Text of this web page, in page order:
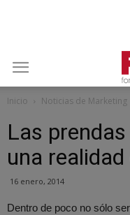
Inicio Noticias de Marketing
Las
una
16 enero, 2014
Dentro de poco no sólo